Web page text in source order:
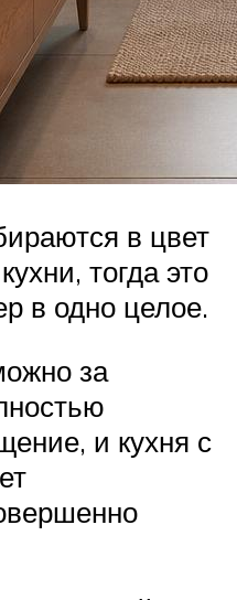
в цвет
тогда это
в одно целое.
за
и кухня с